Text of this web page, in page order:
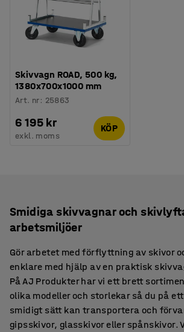
Skivvagn ROAD, 500 kg,
1380x700x1000 mm
Art. nr: 25863
6 195 kr
exkl. moms
KÖP
Smidiga skivvagnar och
arbetsmiljöer
Gör arbetet med förflyttning av skivor
enklare med hjälp av en praktisk
På AJ Produkter har vi ett brett
olika modeller och storlekar så du på
smidigt sätt kan transportera och
gipsskivor, glasskivor eller spånskivor.